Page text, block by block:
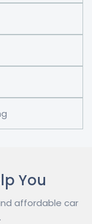
You
affordable car